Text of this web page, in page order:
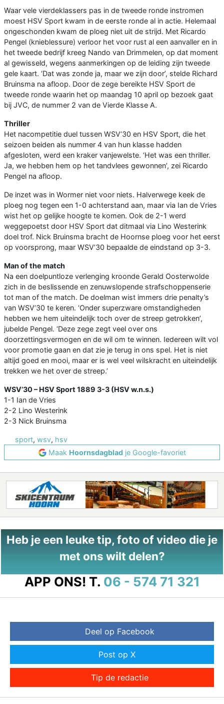
Waar vele vierdeklassers pas in de tweede ronde instromen
moest HSV Sport kwam in de eerste ronde al in actie. Helemaal
ongeschonden kwam de ploeg niet uit de strijd. Met Ricardo
Pengel (knieblessure) verloor het voor rust al een aanvaller en in
het tweede bedrijf kreeg Nando van Drimmelen, op dat moment
al gewisseld, wegens aanmerkingen op de leiding zijn tweede
gele kaart. ‘Dat was zonde ja, maar we zijn door’, stelde Richard
Bruinsma na afloop. Door de zege bereikte HSV Sport de
tweede ronde waarin het op maandag 10 april op bezoek gaat
bij JVC, de nummer 2 van de Vierde Klasse A.
Thriller
Het nacompetitie duel tussen WSV’30 en HSV Sport, die het
seizoen beiden als nummer 4 van hun klasse hadden
afgesloten, werd een kraker vanjewelste. ‘Het was een thriller.
Ja, we hebben hem op het tandvlees gewonnen’, zei Ricardo
Pengel na afloop.
De inzet was in Wormer niet voor niets. Halverwege keek de
ploeg nog tegen een 1-0 achterstand aan, maar via Ian de Vries
wist het op gelijke hoogte te komen. Ook de 2-1 werd
weggepoetst door HSV Sport dat ditmaal via Lino Westerink
doel trof. Nick Bruinsma bracht de Hoornse ploeg voor het eerst
op voorsprong, maar WSV’30 bepaalde de eindstand op 3-3.
Man of the match
Na een doelpuntloze verlenging kroonde Gerald Oosterwolde
zich in de beslissende en zenuwslopende strafschoppenserie
tot man of the match. De doelman wist immers drie penalty’s
van WSV’30 te keren. ‘Onder superzware omstandigheden
hebben we hem uiteindelijk toch over de streep getrokken’,
jubelde Pengel. ‘Deze zege zegt veel over ons
doorzettingsvermogen en de wil om te winnen. Iedereen wilt vol
voor promotie gaan en dat zie je terug in ons spel. Het is niet
altijd goed en mooi, maar er is wel veel wilskracht en uiteindelijk
trekken we het over de streep.’
WSV’30 – HSV Sport 1889 3-3 (HSV w.n.s.)
1-1 Ian de Vries
2-2 Lino Westerink
2-3 Nick Bruinsma
sport, wsv, hsv
Maak Hoornsdagbladje Google-favoriet
Heb je een leuke tip, foto of video die je
met ons wilt delen?
APP ONS! T. 06 - 574 71 321
Deel op Facebook
Post op X
Tip de redactie